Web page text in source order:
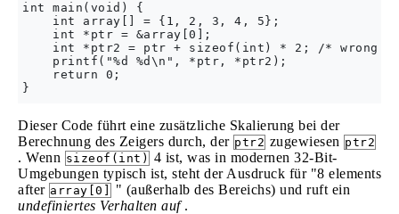
int main(void) {
    int array[] = {1, 2, 3, 4, 5};
    int *ptr = &array[0];
int *ptr2 = ptr + sizeof(int) * 2; /* wrong
    printf("%d %d\n", *ptr, *ptr2);
    return 0;
Dieser Code führt eine zusätzliche Skalierung bei der
Berechnung des Zeigers durch, der ptr2 zugewiesen ptr2
. Wenn sizeof(int) 4 ist, was in modernen 32-Bit-
Umgebungen typisch ist, steht der Ausdruck für "8 elements
after array[0]
" (außerhalb des Bereichs) und ruft ein
undefiniertes Verhalten auf.